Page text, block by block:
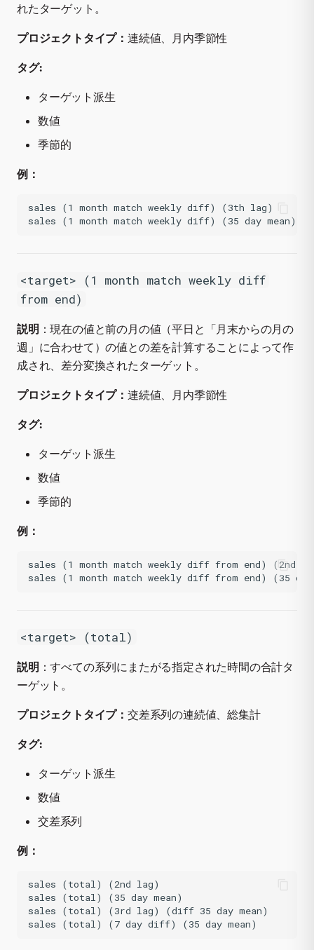
れたターゲット。
プロジェクトタイプ： 連続値、月内季節性
タグ:
ターゲット派生
数値
季節的
例：
sales (1 month match weekly diff) (3th lag)
<target> (1 month match weekly diff
from end)
説明 ：現在の値と前の月の値（平日と「月末からの月の
週」に合わせて）の値との差を計算することによって作
成され、差分変換されたターゲット。
プロジェクトタイプ： 連続値、月内季節性
タグ:
ターゲット派生
数値
季節的
例：
sales (1 month match weekly diff from end) (2nd
<target> (total)
説明 ：すべての系列にまたがる指定された時間の合計タ
ーゲット。
プロジェクトタイプ： 交差系列の連続値、総集計
タグ:
ターゲット派生
数値
交差系列
例：
sales (total) (2nd lag)
sales (total) (35 day mean)
sales (total) (3rd lag) (diff 35 day mean)